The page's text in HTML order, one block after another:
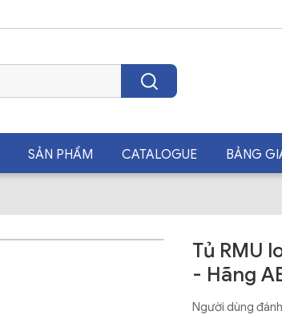
SẢN PHẨM CATALOGUE BẢNG
Tủ RMU
- Hãng
Người dùng